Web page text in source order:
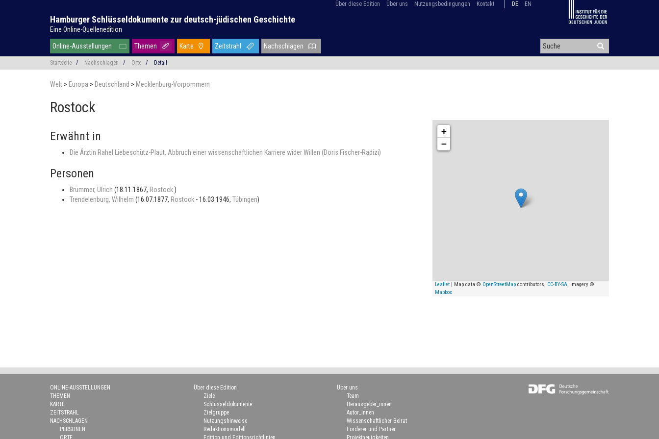
Über diese Edition Über uns Nutzungsbedingungen Kontakt DE EN
Hamburger Schlüsseldokumente zur deutsch-jüdischen Geschichte
Eine Online-Quellenedition
Online-Ausstellungen Themen Karte Zeitstrahl Nachschlagen
Startseite / Nachschlagen / Orte / Detail
Welt > Europa > Deutschland > Mecklenburg-Vorpommern
Rostock
Erwähnt in
Die Ärztin Rahel Liebeschütz-Plaut. Abbruch einer wissenschaftlichen Karriere wider Willen (Doris Fischer-Radizi)
Personen
Brümmer, Ulrich (18.11.1867, Rostock)
Trendelenburg, Wilhelm (16.07.1877, Rostock - 16.03.1946, Tübingen)
+
−
Leaflet | Map data © OpenStreetMap contributors, CC-BY-SA, Imagery ©
Mapbox
ONLINE-AUSSTELLUNGEN
THEMEN
KARTE
ZEITSTRAHL
NACHSCHLAGEN
PERSONEN
ORTE
Über diese Edition
Ziele
Schlüsseldokumente
Zielgruppe
Nutzungshinweise
Redaktionsmodell
Edition und Editionsrichtlinien
Über uns
Team
Herausgeber_innen
Autor_innen
Wissenschaftlicher Beirat
Förderer und Partner
Projektneuigkeiten